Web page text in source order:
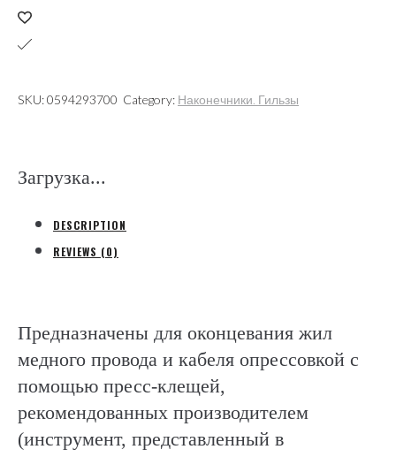
изолированный
на
провод,
Klauke
quantity
SKU:0594293700 Category: Наконечники. Гильзы
Загрузка...
DESCRIPTION
REVIEWS (0)
Предназначены для оконцевания жил
медного провода и кабеля опрессовкой с
помощью пресс-клещей,
рекомендованных производителем
(инструмент, представленный в